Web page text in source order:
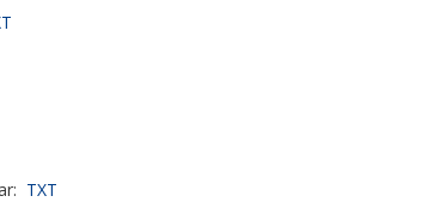
TXT